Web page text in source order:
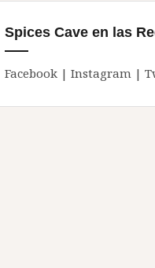
Spices Cave en las
Facebook | Instagram |